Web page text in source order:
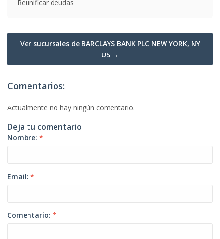
Reunificar deudas
Ver sucursales de BARCLAYS BANK PLC NEW YORK, NY
US →
Comentarios:
Actualmente no hay ningún comentario.
Deja tu comentario
Nombre: *
Email: *
Comentario: *